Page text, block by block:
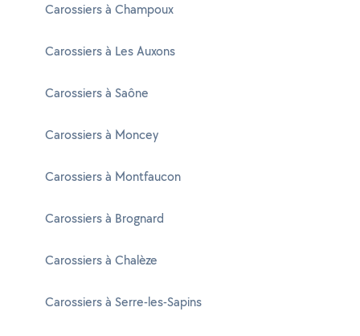
Carossiers à Champoux
Carossiers à Les Auxons
Carossiers à Saône
Carossiers à Moncey
Carossiers à Montfaucon
Carossiers à Brognard
Carossiers à Chalèze
Carossiers à Serre-les-Sapins